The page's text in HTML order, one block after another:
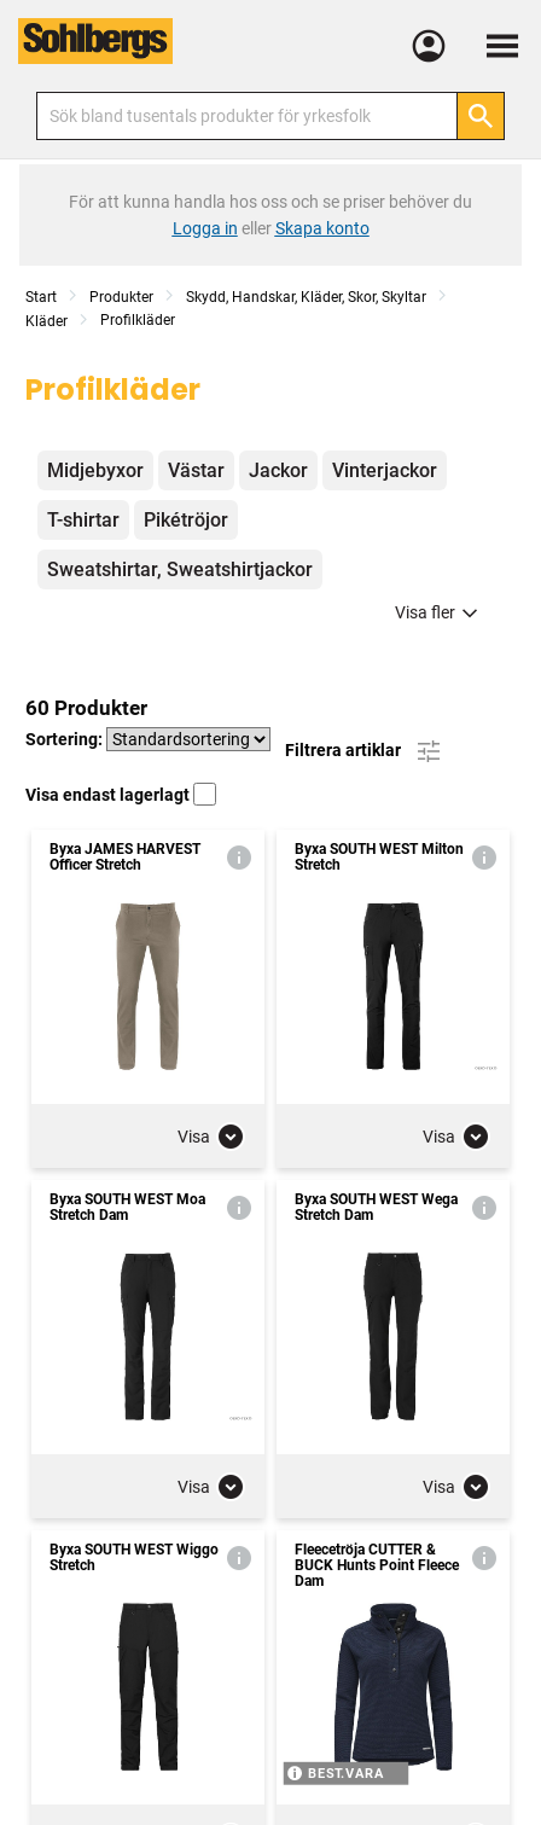
Meny
För att kunna handla hos oss och se priser behöver du
Logga in ellerSkapa konto
Start Produkter
Skydd, Handskar, Kläder, Skor, Skyltar
Kläder
Profilkläder
Profilkläder
Kategorier
Midjebyxor Västar Jackor Vinterjackor
T-shirtar Pikétröjor
Sweatshirtar, Sweatshirtjackor
Visa fler
60 Produkter
Sortering:
Filtrera artiklar
Visa endast lagerlagt
Byxa JAMES HARVEST
Officer Stretch
Visa
Byxa SOUTH WEST Milton
Stretch
Visa
Byxa SOUTH WEST Moa
Stretch Dam
Visa
Byxa SOUTH WEST Wega
Stretch Dam
Visa
Byxa SOUTH WEST Wiggo
Stretch
Fleecetröja CUTTER &
BUCK Hunts Point Fleece
Dam
BEST.VARA